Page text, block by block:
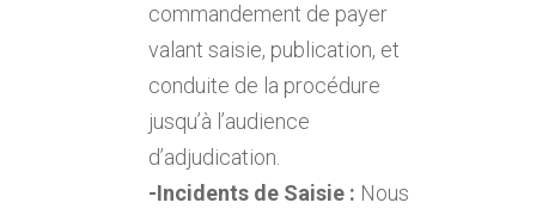
commandement de payer
valant saisie, publication, et
conduite de la procédure
jusqu’à l’audience
d’adjudication.
-Incidents de Saisie : Nous